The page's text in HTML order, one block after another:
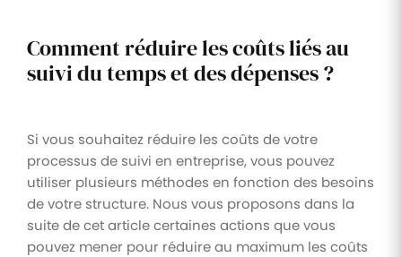
Comment réduire les coûts liés au
suivi du temps et des dépenses ?
Si vous souhaitez réduire les coûts de votre
processus de suivi en entreprise, vous pouvez
utiliser plusieurs méthodes en fonction des besoins
de votre structure. Nous vous proposons dans la
suite de cet article certaines actions que vous
pouvez mener pour réduire au maximum les coûts